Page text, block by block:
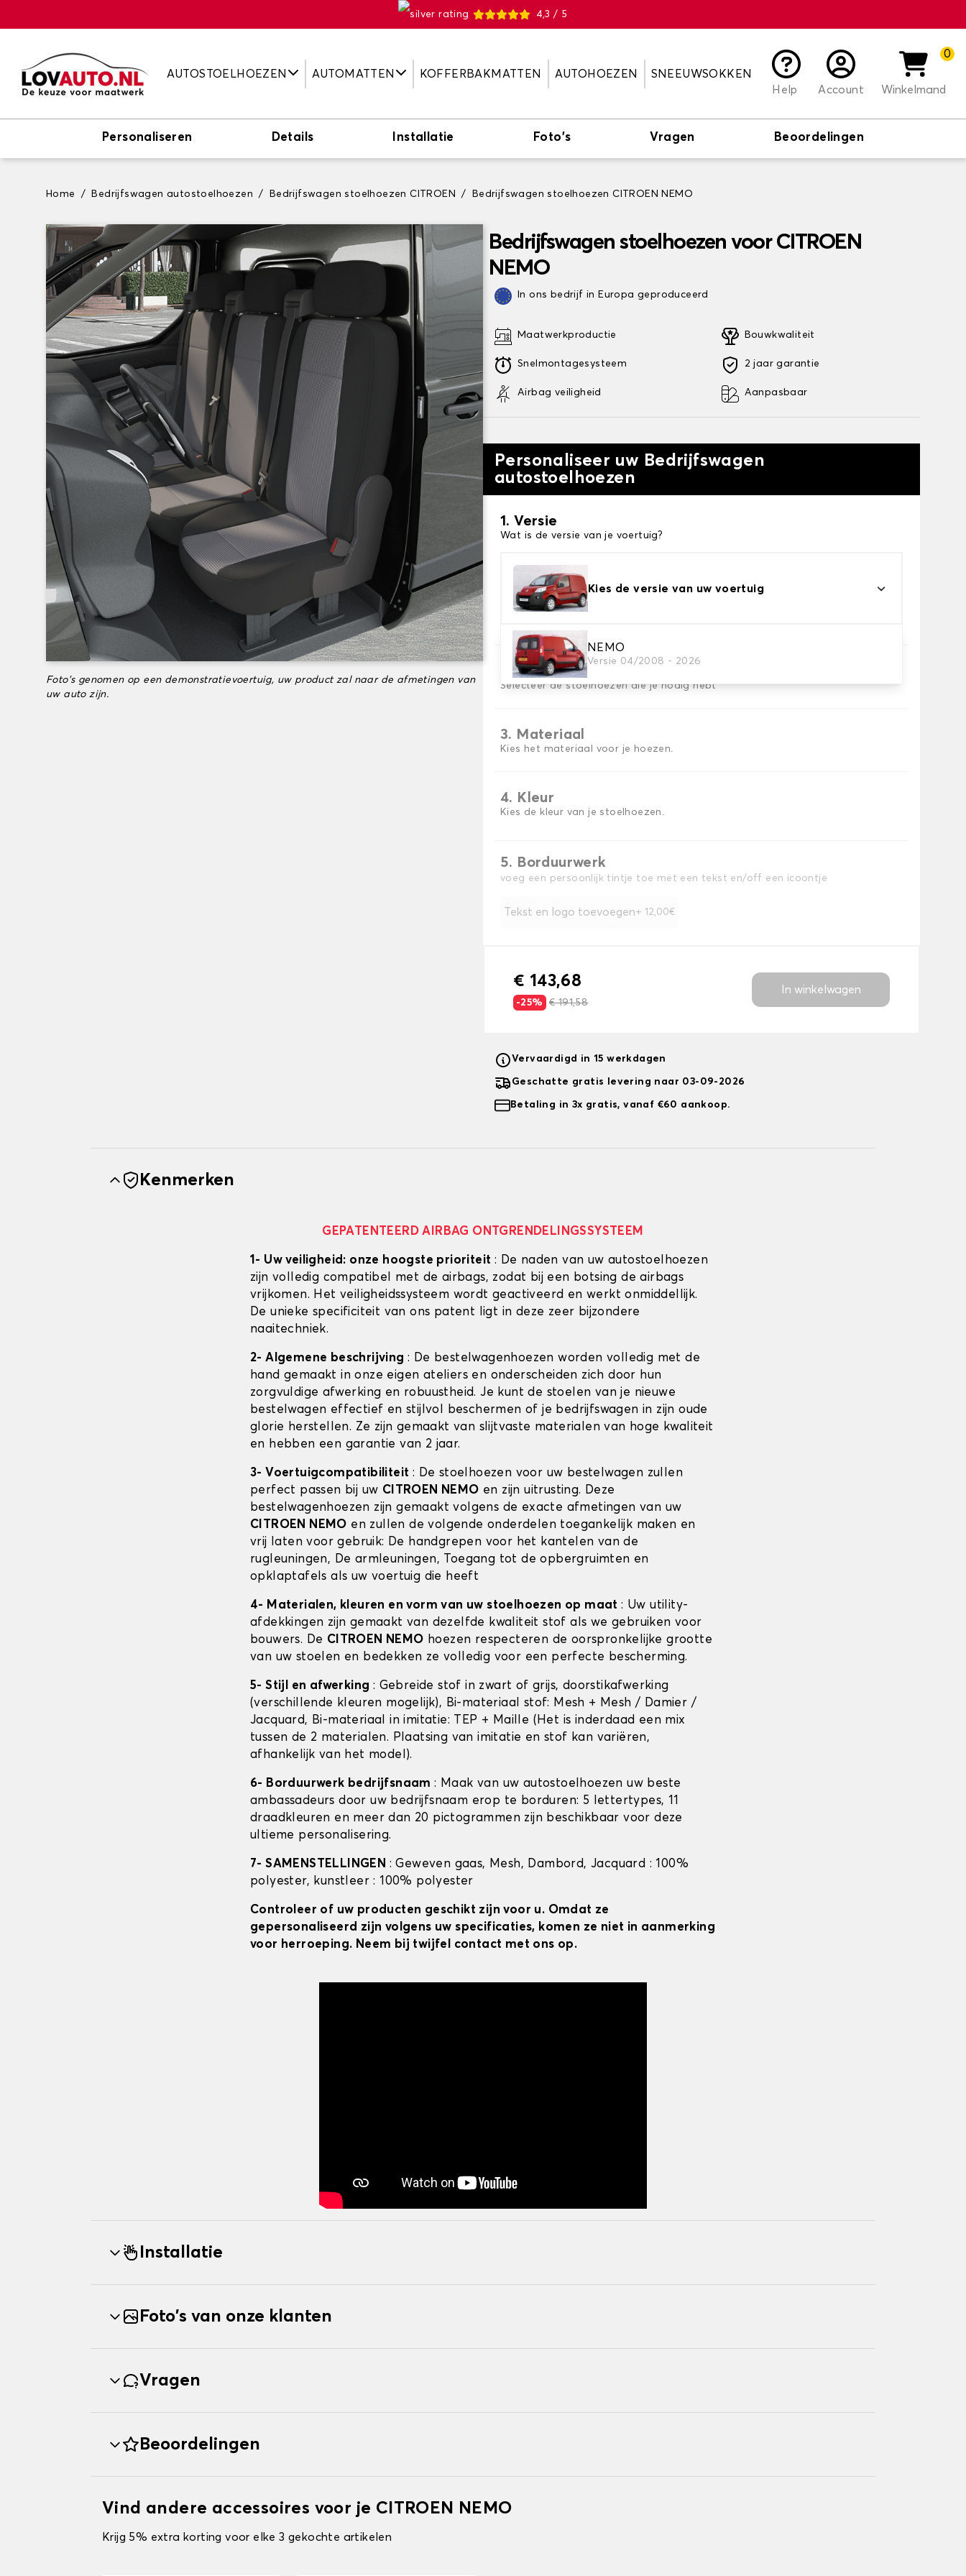
4,3 / 5
AUTOSTOELHOEZEN AUTOMATTEN KOFFERBAKMATTEN AUTOHOEZEN
SNEEUWSOKKEN
Help
Account
0
Winkelmand
Personaliseren Details Installatie Foto's Vragen Beoordelingen
Home Bedrijfswagen autostoelhoezen Bedrijfswagen stoelhoezen CITROEN Bedrijfswagen stoelhoezen CITROEN NEMO
Foto's genomen op een demonstratievoertuig, uw product zal naar de afmetingen van
uw auto zijn.
Bedrijfswagen stoelhoezen voor CITROEN
NEMO
In ons bedrijf in Europa geproduceerd
Maatwerkproductie
Snelmontagesysteem
Airbag veiligheid
Bouwkwaliteit
2 jaar garantie
Aanpasbaar
Personaliseer uw Bedrijfswagen
autostoelhoezen
1. Versie
Wat is de versie van je voertuig?
Kies de versie van uw voertuig
NEMO
Versie 04/2008 - 2026
2. Set hoezen
Selecteer de stoelhoezen die je nodig hebt
3. Materiaal
Kies het materiaal voor je hoezen.
4. Kleur
Kies de kleur van je stoelhoezen.
5. Borduurwerk
voeg een persoonlijk tintje toe met een tekst en/off een icoontje
Tekst en logo toevoegen + 12,00€
€ 143,68
-25% € 191,58
In winkelwagen
Vervaardigd in 15 werkdagen
Geschatte gratis levering naar 03-09-2026
Betaling in 3x gratis, vanaf €60 aankoop.
Kenmerken
GEPATENTEERD AIRBAG ONTGRENDELINGSSYSTEEM
1- Uw veiligheid: onze hoogste prioriteit : De naden van uw autostoelhoezen
zijn volledig compatibel met de airbags, zodat bij een botsing de airbags
vrijkomen. Het veiligheidssysteem wordt geactiveerd en werkt onmiddellijk.
De unieke specificiteit van ons patent ligt in deze zeer bijzondere
naaitechniek.
2- Algemene beschrijving : De bestelwagenhoezen worden volledig met de
hand gemaakt in onze eigen ateliers en onderscheiden zich door hun
zorgvuldige afwerking en robuustheid. Je kunt de stoelen van je nieuwe
bestelwagen effectief en stijlvol beschermen of je bedrijfswagen in zijn oude
glorie herstellen. Ze zijn gemaakt van slijtvaste materialen van hoge kwaliteit
en hebben een garantie van 2 jaar.
3- Voertuigcompatibiliteit : De stoelhoezen voor uw bestelwagen zullen
perfect passen bij uw CITROEN NEMO en zijn uitrusting. Deze
bestelwagenhoezen zijn gemaakt volgens de exacte afmetingen van uw
CITROEN NEMO en zullen de volgende onderdelen toegankelijk maken en
vrij laten voor gebruik: De handgrepen voor het kantelen van de
rugleuningen, De armleuningen, Toegang tot de opbergruimten en
opklaptafels als uw voertuig die heeft
4- Materialen, kleuren en vorm van uw stoelhoezen op maat: Uw utility-
afdekkingen zijn gemaakt van dezelfde kwaliteit stof als we gebruiken voor
bouwers. De CITROEN NEMO hoezen respecteren de oorspronkelijke grootte
van uw stoelen en bedekken ze volledig voor een perfecte bescherming.
5- Stijl en afwerking : Gebreide stof in zwart of grijs, doorstikafwerking
(verschillende kleuren mogelijk), Bi-materiaal stof: Mesh + Mesh / Damier /
Jacquard, Bi-materiaal in imitatie: TEP + Maille (Het is inderdaad een mix
tussen de 2 materialen. Plaatsing van imitatie en stof kan variëren,
afhankelijk van het model).
6- Borduurwerk bedrijfsnaam: Maak van uw autostoelhoezen uw beste
ambassadeurs door uw bedrijfsnaam erop te borduren: 5 lettertypes, 11
draadkleuren en meer dan 20 pictogrammen zijn beschikbaar voor deze
ultieme personalisering.
7- SAMENSTELLINGEN : Geweven gaas, Mesh, Dambord, Jacquard : 100%
polyester, kunstleer : 100% polyester
Controleer of uw producten geschikt zijn voor u. Omdat ze
gepersonaliseerd zijn volgens uw specificaties, komen ze niet in aanmerking
voor herroeping. Neem bij twijfel contact met ons op.
Installatie
Foto's van onze klanten
Vragen
Beoordelingen
Vind andere accessoires voor je CITROEN NEMO
Krijg 5% extra korting voor elke 3 gekochte artikelen